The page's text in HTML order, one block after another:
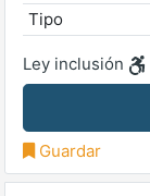
Tipo
Ley inclusión
Guardar